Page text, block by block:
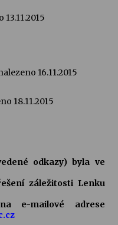
2026
Rufus Miller
16.11.2015
18.11.2015
odkazy) byla ve
záležitosti Lenku
e-mailové adrese